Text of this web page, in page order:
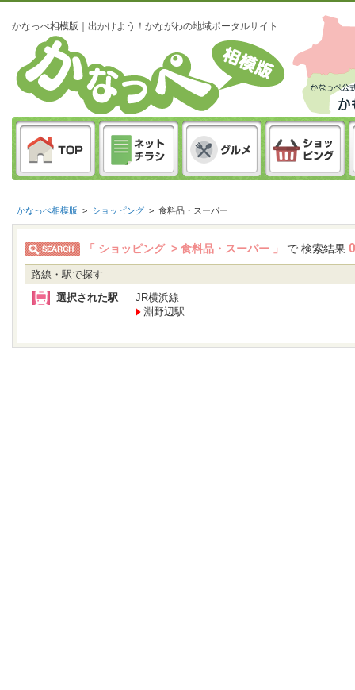
かなっぺ相模版｜出かけよう！かながわの地域ポータルサイト
かなっぺ相模版 > ショッピング > 食料品・スーパー
「 ショッピング > 食料品・スーパー 」 で 検索結果 0
路線・駅で探す
選択された駅
JR横浜線
淵野辺駅